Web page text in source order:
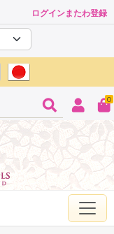
ログインまたわ登録
0